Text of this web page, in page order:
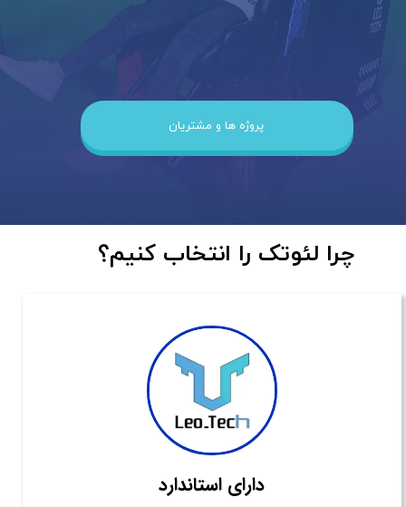
پروژه ها و مشتریان
دارای استاندارد
​​​چرا لئوتک را انتخاب کنیم؟